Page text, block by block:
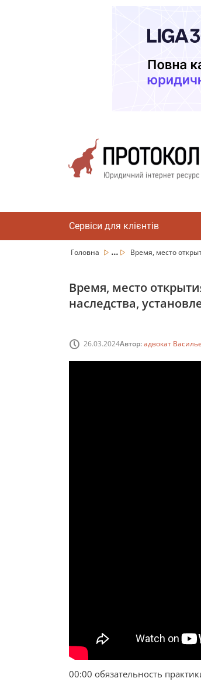
Сервіси для клієнтів
Головна ... Время, место
Время, место
наследства,
26.03.2024Автор:адвокат
00:00 обязательность